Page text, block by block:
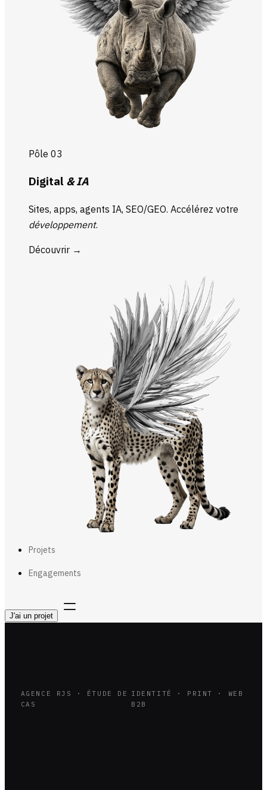
Pôle 03
Digital & IA
Sites, apps, agents IA, SEO/GEO. Accélérez votre
développement.
Découvrir →
Projets
Engagements
J'ai un projet
AGENCE RJS · ÉTUDE DE
CAS
IDENTITÉ · PRINT · WEB
B2B